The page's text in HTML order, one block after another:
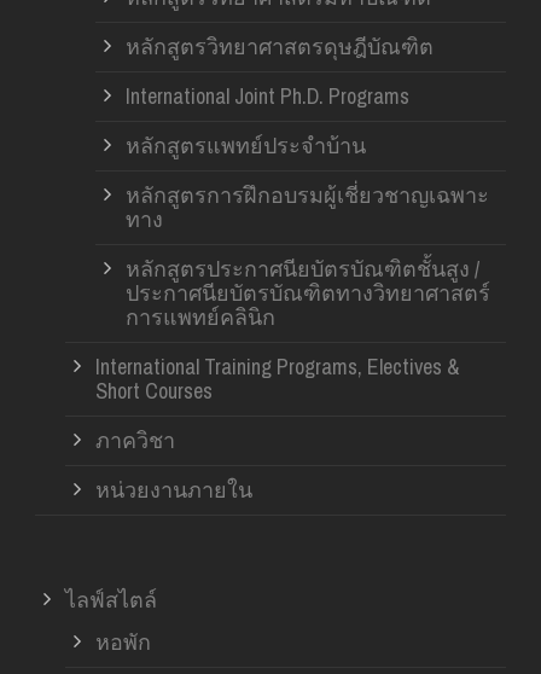
หลักสูตรวิทยาศาสตรดุษฎีบัณฑิต
International Joint Ph.D. Programs
หลักสูตรแพทย์ประจำบ้าน
หลักสูตรการฝึกอบรมผู้เชี่ยวชาญเฉพาะ
ทาง
หลักสูตรประกาศนียบัตรบัณฑิตชั้นสูง /
ประกาศนียบัตรบัณฑิตทางวิทยาศาสตร์
การแพทย์คลินิก
International Training Programs, Electives &
Short Courses
ภาควิชา
หน่วยงานภายใน
ไลฟ์สไตล์
หอพัก